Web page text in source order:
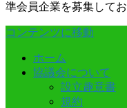
準会員企業を募集してお
コンテンツに移動
ホーム
協議会について
設立趣意書
規約